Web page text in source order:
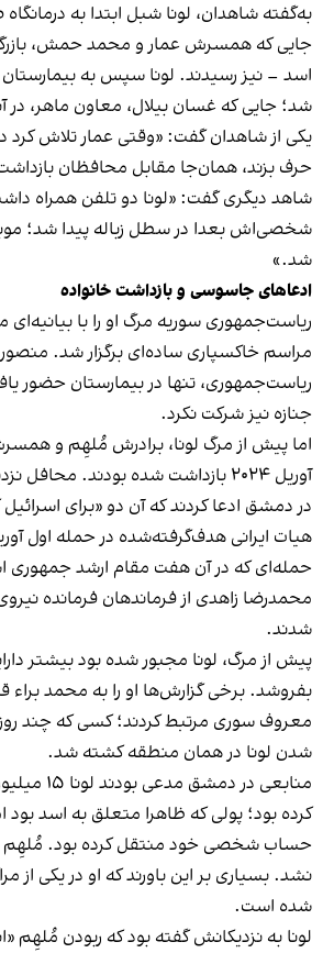
به‌گفته شاهدان، لونا شبل ابتدا به
جایی که همسرش عمار و محمد حمش،
اسد – نیز رسیدند. لونا سپس به
شد؛ جایی که غسان بیلال، معاون ماهر،
یکی از شاهدان گفت: «وقتی عمار تلاش کرد
حرف بزند، همان‌جا مقابل محافظان
شاهد دیگری گفت: «لونا دو تلفن همراه
شخصی‌اش بعدا در سطل زباله پیدا شد؛
شد.»
ادعاهای جاسوسی و بازداشت خانواده
ریاست‌جمهوری سوریه مرگ او را با بیانیه‌ای
مراسم خاکسپاری ساده‌ای برگزار شد. منصور
ریاست‌جمهوری، تنها در بیمارستان حضور
جنازه نیز شرکت نکرد.
آوریل ۲۰۲۴ بازداشت شده بودند.
در دمشق ادعا کردند که آن دو «برای اسرائیل
هیات ایرانی هدف‌گرفته‌شده در حمله اول
حمله‌ای که در آن هفت مقام ارشد جمهوری
محمدرضا زاهدی از فرماندهان فرمانده
شدند.
پیش از مرگ، لونا مجبور شده بود بیشتر
بفروشد. برخی گزارش‌ها او را به محمد براء
معروف سوری مرتبط کردند؛ کسی که چند
شدن لونا در همان منطقه کشته شد.
منابعی در
کرده بود؛ پولی که ظاهرا متعلق به اسد بود
حساب شخصی خود منتقل کرده بود. مُلهِم
نشد. بسیاری بر این باورند که او در یکی از
شده است.
لونا به نزدیکانش گفته بود که ربودن مُلهِم